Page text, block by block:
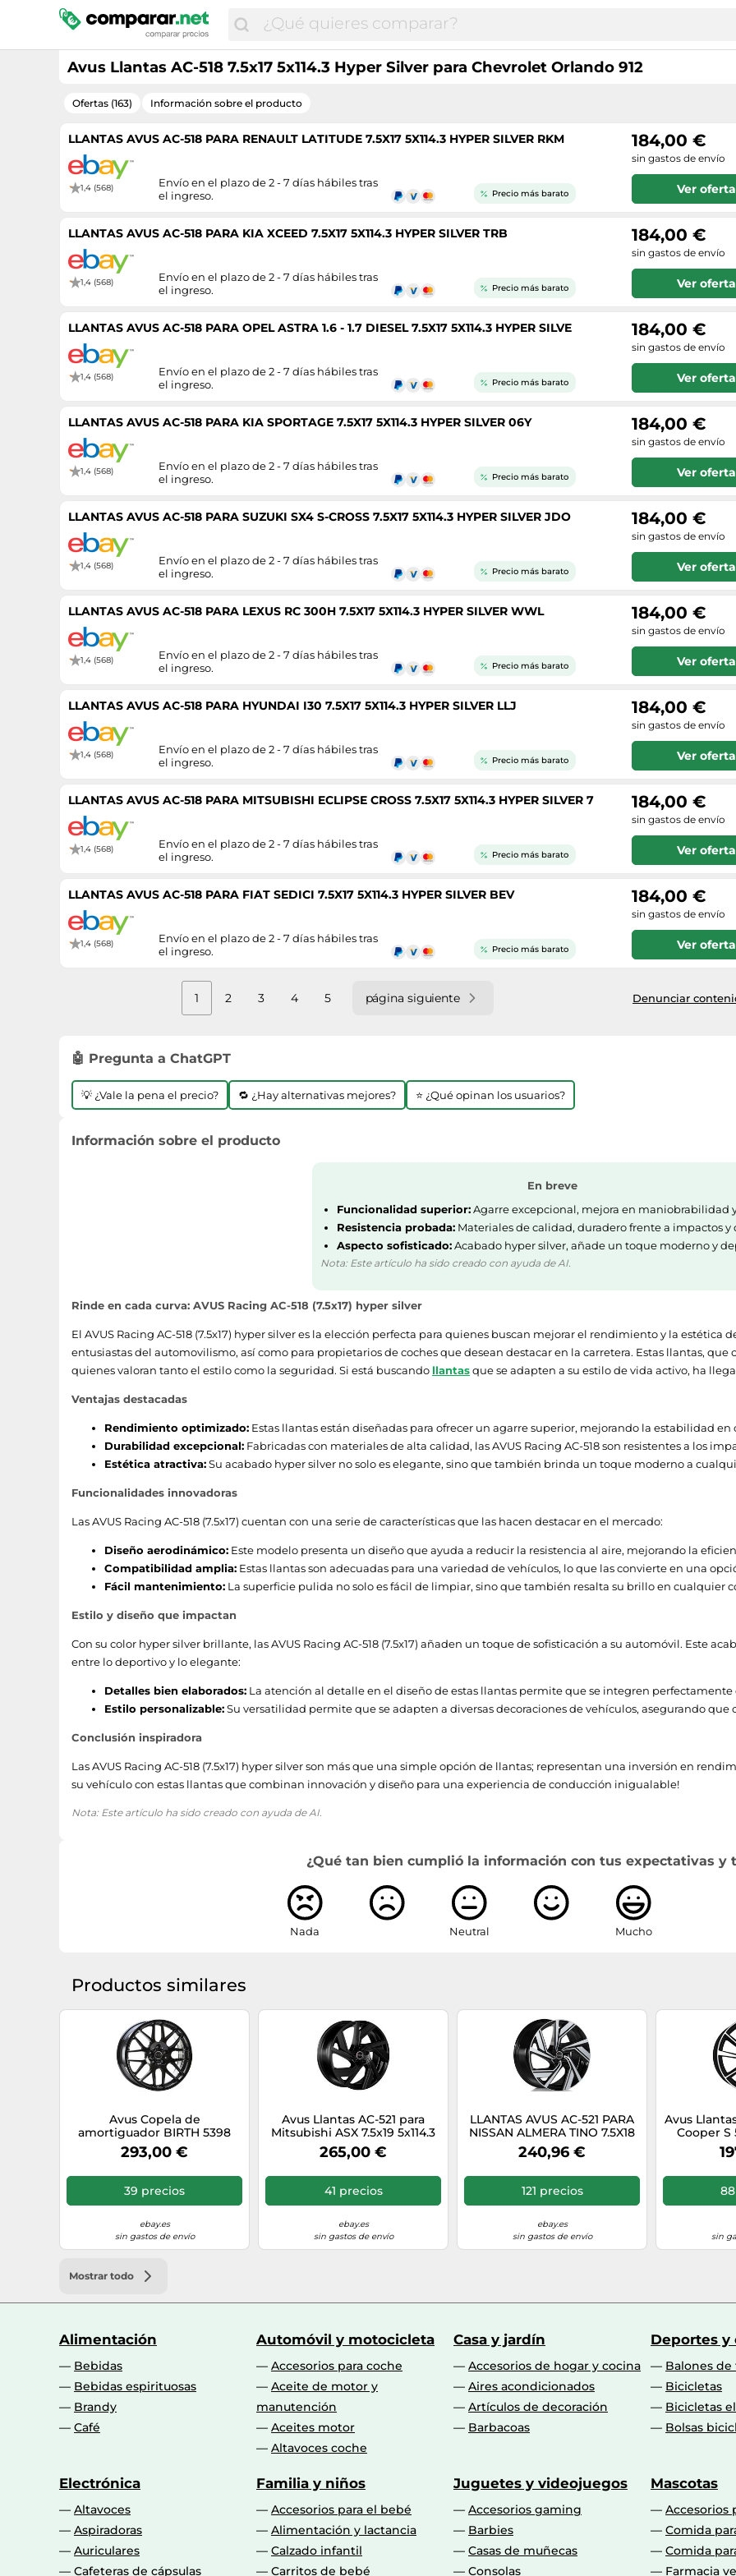
Avus Llantas AC-518 7.5x17 5x114.3 Hyper Silver para Chevrolet Orlando 912
Ofertas (163) Información sobre el producto
LLANTAS AVUS AC-518 PARA RENAULT LATITUDE 7.5X17 5X114.3 HYPER SILVER RKM
1,4 (568)
Precio más barato
Envío en el plazo de 2 - 7 días hábiles tras
el ingreso.
184,00 €
sin gastos de envío
Ver oferta
LLANTAS AVUS AC-518 PARA KIA XCEED 7.5X17 5X114.3 HYPER SILVER TRB
1,4 (568)
Precio más barato
Envío en el plazo de 2 - 7 días hábiles tras
el ingreso.
184,00 €
sin gastos de envío
Ver oferta
LLANTAS AVUS AC-518 PARA OPEL ASTRA 1.6 - 1.7 DIESEL 7.5X17 5X114.3 HYPER SILVE
1,4 (568)
Precio más barato
Envío en el plazo de 2 - 7 días hábiles tras
el ingreso.
184,00 €
sin gastos de envío
Ver oferta
LLANTAS AVUS AC-518 PARA KIA SPORTAGE 7.5X17 5X114.3 HYPER SILVER 06Y
1,4 (568)
Precio más barato
Envío en el plazo de 2 - 7 días hábiles tras
el ingreso.
184,00 €
sin gastos de envío
Ver oferta
LLANTAS AVUS AC-518 PARA SUZUKI SX4 S-CROSS 7.5X17 5X114.3 HYPER SILVER JDO
1,4 (568)
Precio más barato
Envío en el plazo de 2 - 7 días hábiles tras
el ingreso.
184,00 €
sin gastos de envío
Ver oferta
LLANTAS AVUS AC-518 PARA LEXUS RC 300H 7.5X17 5X114.3 HYPER SILVER WWL
1,4 (568)
Precio más barato
Envío en el plazo de 2 - 7 días hábiles tras
el ingreso.
184,00 €
sin gastos de envío
Ver oferta
LLANTAS AVUS AC-518 PARA HYUNDAI I30 7.5X17 5X114.3 HYPER SILVER LLJ
1,4 (568)
Precio más barato
Envío en el plazo de 2 - 7 días hábiles tras
el ingreso.
184,00 €
sin gastos de envío
Ver oferta
LLANTAS AVUS AC-518 PARA MITSUBISHI ECLIPSE CROSS 7.5X17 5X114.3 HYPER SILVER 7
1,4 (568)
Precio más barato
Envío en el plazo de 2 - 7 días hábiles tras
el ingreso.
184,00 €
sin gastos de envío
Ver oferta
LLANTAS AVUS AC-518 PARA FIAT SEDICI 7.5X17 5X114.3 HYPER SILVER BEV
1,4 (568)
Precio más barato
Envío en el plazo de 2 - 7 días hábiles tras
el ingreso.
184,00 €
sin gastos de envío
Ver oferta
1 2 3 4 5 página siguiente Denunciar
🤖 Pregunta a ChatGPT
💡 ¿Vale la pena el precio? 🔁 ¿Hay alternativas mejores? ⭐ ¿Qué opinan los usuarios?
Información sobre el producto
En breve
Funcionalidad superior:Agarre excepcional, mejora en maniobrabilidad
Resistencia probada:Materiales de calidad, duradero frente a impactos y
Aspecto sofisticado:Acabado hyper silver, añade un toque moderno y
Nota: Este artículo ha sido creado con ayuda de AI.
Rinde en cada curva: AVUS Racing AC-518 (7.5x17) hyper silver
El AVUS Racing AC-518 (7.5x17) hyper silver es la elección perfecta para quienes buscan mejorar el rendimiento y la estética
entusiastas del automovilismo, así como para propietarios de coches que desean destacar en la carretera. Estas llantas,
quienes valoran tanto el estilo como la seguridad. Si está buscando llantasque se adapten a su estilo de vida activo, ha
Ventajas destacadas
Rendimiento optimizado: Estas llantas están diseñadas para ofrecer un agarre superior, mejorando la estabilidad en
Durabilidad excepcional: Fabricadas con materiales de alta calidad, las AVUS Racing AC-518 son resistentes a los
Estética atractiva:Su acabado hyper silver no solo es elegante, sino que también brinda un toque moderno a
Funcionalidades innovadoras
Las AVUS Racing AC-518 (7.5x17) cuentan con una serie de características que las hacen destacar en el mercado:
Diseño aerodinámico: Este modelo presenta un diseño que ayuda a reducir la resistencia al aire, mejorando la
Compatibilidad amplia: Estas llantas son adecuadas para una variedad de vehículos, lo que las convierte en una
Fácil mantenimiento: La superficie pulida no solo es fácil de limpiar, sino que también resalta su brillo en cualquier
Estilo y diseño que impactan
Con su color hyper silver brillante, las AVUS Racing AC-518 (7.5x17) añaden un toque de sofisticación a su automóvil. Este
entre lo deportivo y lo elegante:
Detalles bien elaborados: La atención al detalle en el diseño de estas llantas permite que se integren
Estilo personalizable:Su versatilidad permite que se adapten a diversas decoraciones de vehículos, asegurando
Conclusión inspiradora
Las AVUS Racing AC-518 (7.5x17) hyper silver son más que una simple opción de llantas; representan una inversión en
su vehículo con estas llantas que combinan innovación y diseño para una experiencia de conducción inigualable!
Nota: Este artículo ha sido creado con ayuda de AI.
¿Qué tan bien cumplió la información con tus expectativas y
Nada Neutral Mucho
Productos similares
Avus Copela de
amortiguador BIRTH 5398
293,00 €
39 precios
ebay.es
sin gastos de envío
Avus Llantas AC-521 para
Mitsubishi ASX 7.5x19 5x114.3
Negro E13
265,00 €
41 precios
ebay.es
sin gastos de envío
LLANTAS AVUS AC-521 PARA
NISSAN ALMERA TINO 7.5X18
5X114.3 BLACK POLISHED 64H
240,96 €
121 precios
ebay.es
sin gastos de envío
Avus
Cooper S
5x112
sin
Mostrar todo
Alimentación
Bebidas
Bebidas espirituosas
Brandy
Café
Automóvil y motocicleta
Accesorios para coche
Aceite de motor y
manutención
Aceites motor
Altavoces coche
Casa y jardín
Accesorios de hogar y cocina
Aires acondicionados
Artículos de decoración
Barbacoas
Deportes y
Balones
Bicicletas
Bicicletas
Bolsas
Electrónica
Altavoces
Aspiradoras
Auriculares
Cafeteras de cápsulas
Familia y niños
Accesorios para el bebé
Alimentación y lactancia
Calzado infantil
Carritos de bebé
Juguetes y videojuegos
Accesorios gaming
Barbies
Casas de muñecas
Consolas
Mascotas
Accesorios
Comida
Comida
Farmacia